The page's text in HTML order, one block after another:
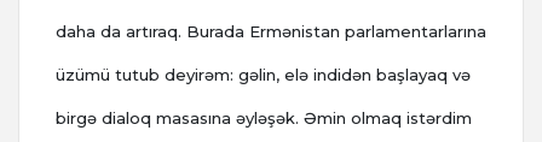
daha da artıraq. Burada Ermənistan parlamentarlarına
üzümü tutub deyirəm: gəlin, elə indidən başlayaq və
birgə dialoq masasına əyləşək. Əmin olmaq istərdim